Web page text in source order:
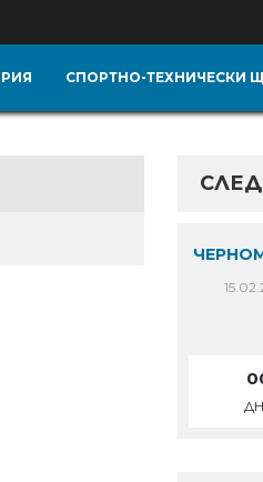
СПОРТНО-ТЕХНИЧЕСКИ